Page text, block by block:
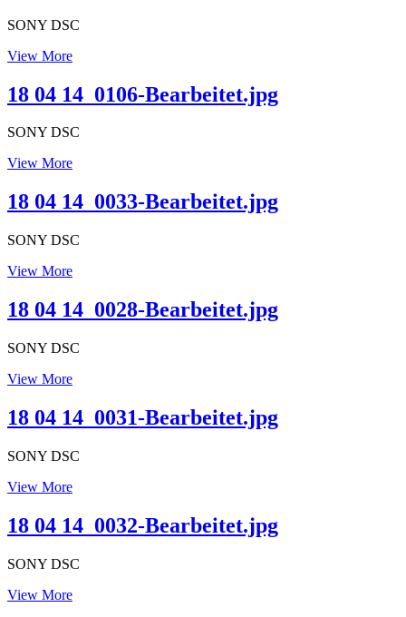
SONY DSC
View MoreFeuerwehr_Portrait
18 04 14_0106-Bearbeitet.jpg
SONY DSC
View More18
14_0106-
Bearbeitet.jpg
18 04 14_0033-Bearbeitet.jpg
SONY DSC
View More18
14_0033-
Bearbeitet.jpg
18 04 14_0028-Bearbeitet.jpg
SONY DSC
View More18
14_0028-
Bearbeitet.jpg
18 04 14_0031-Bearbeitet.jpg
SONY DSC
View More18
14_0031-
Bearbeitet.jpg
18 04 14_0032-Bearbeitet.jpg
SONY DSC
View More18